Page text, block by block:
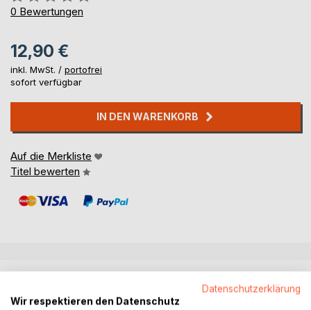
0%
0 Bewertungen
12,90 €
inkl. MwSt. / portofrei
sofort verfügbar
IN DEN WARENKORB
Auf die Merkliste
Titel bewerten
Datenschutzerklärung
Wir respektieren den Datenschutz